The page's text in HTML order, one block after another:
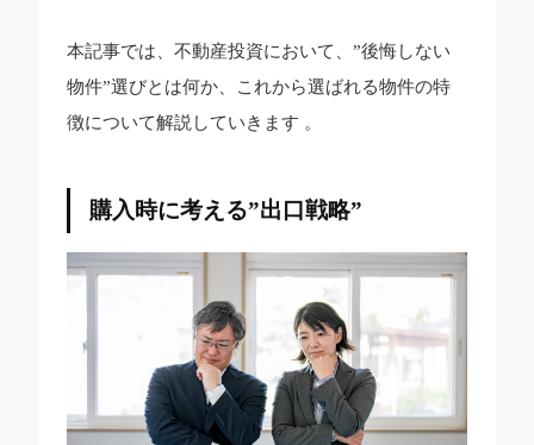
本記事では、不動産投資において、”後悔しない
物件”選びとは何か、これから選ばれる物件の特
徴について解説していきます 。
購入時に考える”出口戦略”